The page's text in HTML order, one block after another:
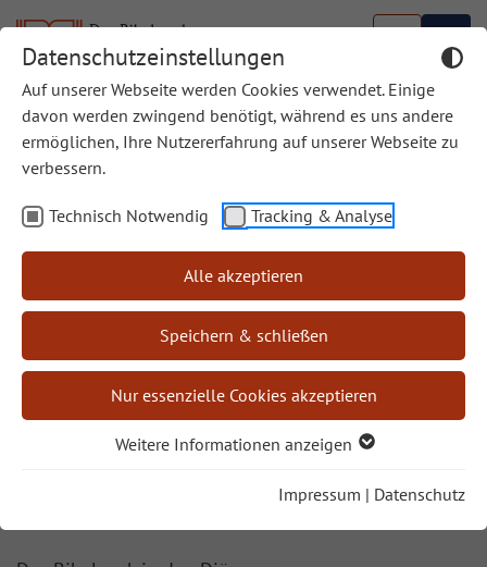
Datenschutzeinstellungen
Auf unserer Webseite werden Cookies verwendet. Einige
davon werden zwingend benötigt, während es uns andere
ermöglichen, Ihre Nutzererfahrung auf unserer Webseite zu
verbessern.
Technisch Notwendig Tracking & Analyse
Alle akzeptieren
Speichern & schließen
Nur essenzielle Cookies akzeptieren
Weitere Informationen anzeigen
Impressum | Datenschutz
Das Buch Levitikus (3. Mose)
Aus unserer Zeitschrift Bibel und Kirche
BIBELWERK SHOP